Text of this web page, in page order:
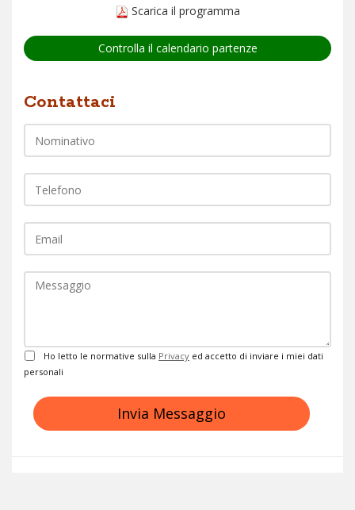
Scarica il programma
Controlla il calendario partenze
Contattaci
Privacy
Ho letto le normative sulla Privacy ed accetto di inviare i miei dati
personali
Invia Messaggio